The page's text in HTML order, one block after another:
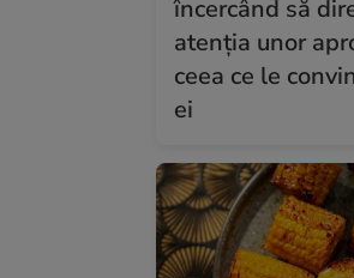
încercând să
atenția unor
ceea ce le
ei